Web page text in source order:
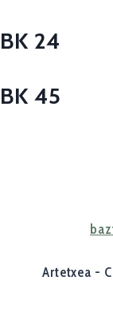
BK 24
BK 45
Artetxea -